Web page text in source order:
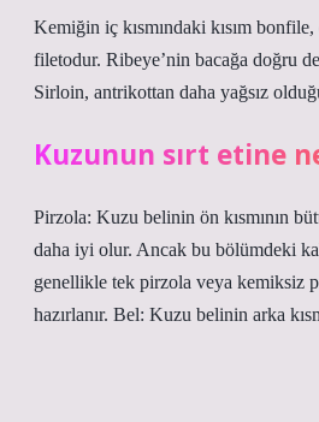
Kemiğin iç kısmındaki kısım bonfile,
filetodur. Ribeye’nin bacağa doğru
Sirloin, antrikottan daha yağsız
Kuzunun sırt etine
Pirzola: Kuzu belinin ön kısmının
daha iyi olur. Ancak bu bölümdeki
genellikle tek pirzola veya kemiksiz
hazırlanır. Bel: Kuzu belinin arka